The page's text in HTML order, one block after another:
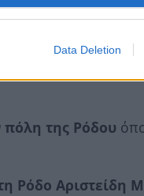
Data Deletion
είναι ο
το οποίο
αλλά από εκεί
πόλη της Ρόδου
Ρόδο Αριστείδη